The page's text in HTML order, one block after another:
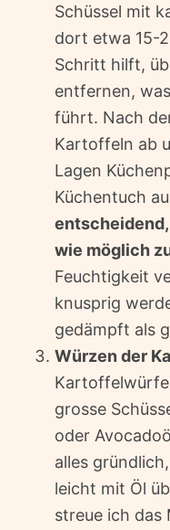
Schüssel mit
dort etwa 15-
Schritt hilft,
entfernen,
führt. Nach
Kartoffeln ab
Lagen
Küchentuch
wie möglich
Feuchtigkeit
knusprig
gedämpft als
Würzen der
grosse
oder
alles
leicht mit Öl
streue ich das